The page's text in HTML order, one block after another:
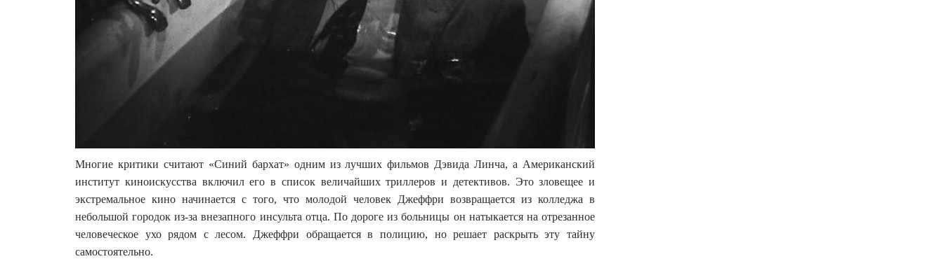
Многие критики считают «Синий бархат» одним из лучших фильмов Дэвида Линча, а Американский
институт киноискусства включил его в список величайших триллеров и детективов. Это зловещее и
экстремальное кино начинается с того, что молодой человек Джеффри возвращается из колледжа в
небольшой городок из-за внезапного инсульта отца. По дороге из больницы он натыкается на отрезанное
человеческое ухо рядом с лесом. Джеффри обращается в полицию, но решает раскрыть эту тайну
самостоятельно.